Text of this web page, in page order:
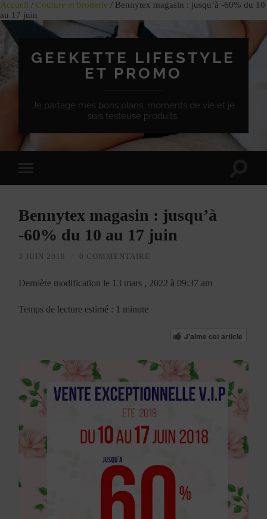
Accueil / Couture et broderie / Bennytex magasin : jusqu’à -60% du 10
au 17 juin
GEEKETTE LIFESTYLE
ET PROMO
Je partage mes bons plans, moments de vie et je
suis testeuse produits.
à
mobile
Bennytex magasin : jusqu’à
-60% du 10 au 17 juin
3 JUIN 2018 0 COMMENTAIRE
Dernière modification le 13 mars , 2022 à 09:37 am
Temps de lecture estimé : 1 minute
J'aime cet article